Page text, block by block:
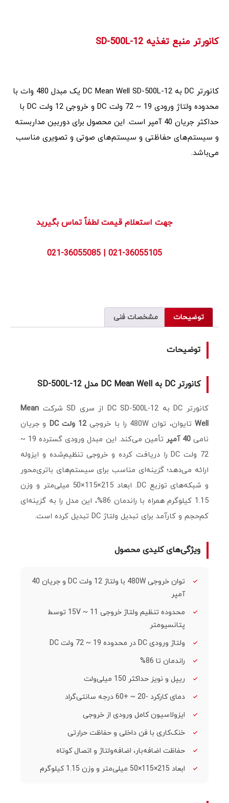
کانورتر منبع تغذیه SD-500L-12
کانورتر DC به DC Mean Well SD-500L-12 یک مبدل 480 وات با
محدوده ولتاژ ورودی 19 ~ 72 ولت DC و خروجی 12 ولت DC با
حداکثر جریان 40 آمپر است. این محصول برای دوربین مداربسته
و سیستم‌های حفاظتی و سیستم‌های صوتی و تصویری مناسب
می‌باشد.
        021-36055105 | 021-36055085
توضیحات مشخصات فنی
توضیحات
کانورتر DC به DC Mean Well مدل SD-500L-12
کانورتر DC به DC SD-500L-12 از سری SD شرکت
Mean
Wellتایوان، توان 480W را با خروجی 12 ولت DC
و جریان
نامی 40 آمپر
تأمین می‌کند. این مبدل ورودی گسترده 19 ~
72 ولت DC را دریافت کرده و خروجی تنظیم‌شده و ایزوله
ارائه می‌دهد؛ گزینه‌ای مناسب برای سیستم‌های باتری‌محور
و شبکه‌های توزیع DC. ابعاد 215×115×50 میلی‌متر و وزن
1.15 کیلوگرم همراه با راندمان 86%، این مدل را به گزینه‌ای
کم‌حجم و کارآمد برای تبدیل ولتاژ DC تبدیل کرده است.
ویژگی‌های کلیدی محصول
توان خروجی 480W با ولتاژ 12 ولت DC و جریان 40
آمپر
محدوده تنظیم ولتاژ خروجی 11 ~ 15V توسط
پتانسیومتر
ولتاژ ورودی DC در محدوده 19 ~ 72 ولت DC
راندمان تا 86%
ریپل و نویز حداکثر 150 میلی‌ولت
دمای کارکرد -20 ~ +60 درجه سانتی‌گراد
ایزولاسیون کامل ورودی از خروجی
خنک‌کاری با فن داخلی و حفاظت حرارتی
حفاظت اضافه‌بار، اضافه‌ولتاژ و اتصال کوتاه
ابعاد 215×115×50 میلی‌متر و وزن 1.15 کیلوگرم